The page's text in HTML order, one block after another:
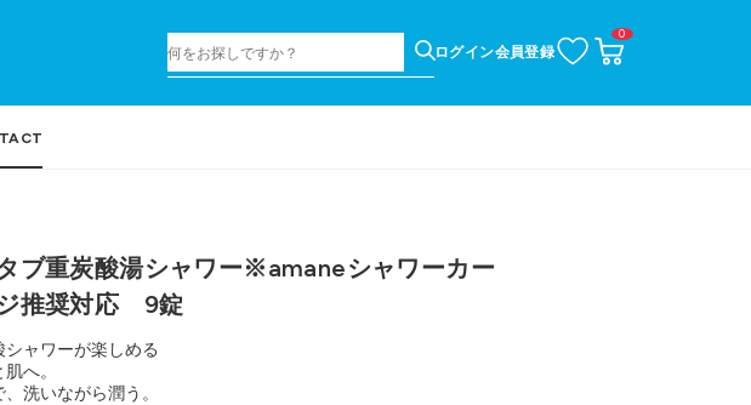
ログイン会員登録
お
気
り
カ
ー
0
ブ重炭酸湯シャワー※amaneシャワーカー
ジ推奨対応 9錠
シャワーが楽しめる
へ。
洗いながら潤う。